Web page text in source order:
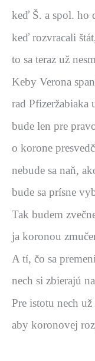
keď Š. a spol. ho
keď rozvracali
to sa teraz už
Keby Verona
rad Pfizeržabiaka
bude len pre
o korone
nebude sa naň,
bude sa prísne
Tak budem
ja koronou
A tí, čo sa
nech si zbierajú
Pre istotu nech
aby koronovej